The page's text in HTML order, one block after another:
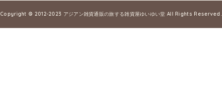
Copyright © 2012-2023 アジアン雑貨通販の旅する雑貨屋ゆいゆい堂 All Rights Reserved.